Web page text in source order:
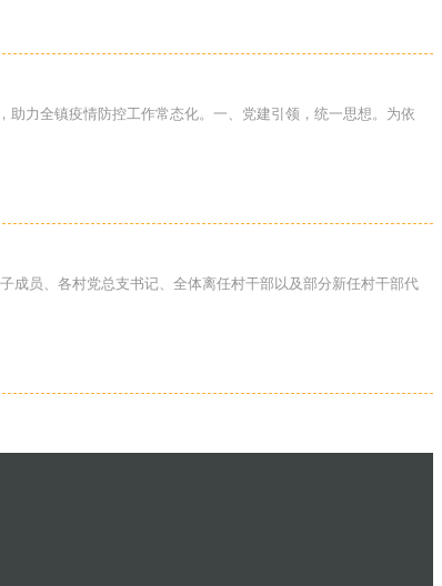
助力全镇疫情防控工作常态化。一、党建引领，统一思想。为依
成员、各村党总支书记、全体离任村干部以及部分新任村干部代